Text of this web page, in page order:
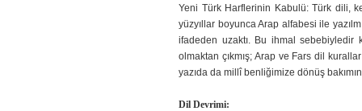
Yeni Türk Harflerinin Kabulü: Türk dili,
yüzyıllar boyunca Arap alfa­besi ile
ifadeden uzaktı. Bu ihmal
olmaktan çıkmış; Arap ve Fars dil
yazıda da millî benliğimize dönüş
Dil Devrimi: